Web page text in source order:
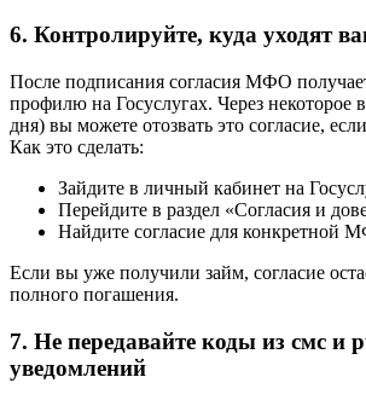
6. Контролируйте, куда уходят
После подписания согласия МФО
профилю на Госуслугах. Через некоторое
дня) вы можете отозвать это согласие,
Как это сделать:
Зайдите в личный кабинет на
Перейдите в раздел «Согласия и
Найдите согласие для конкретной
Если вы уже получили займ, согласие
полного погашения.
7. Не передавайте коды из смс и
уведомлений